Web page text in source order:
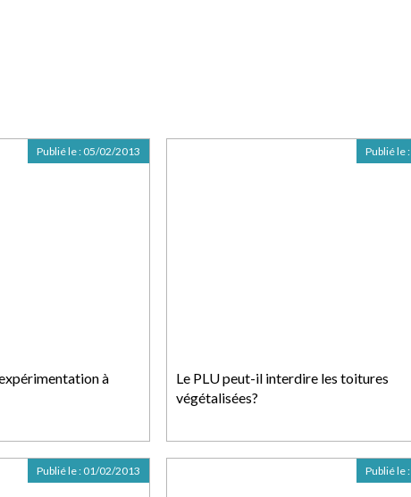
à
Publié le : 05/02/2013
Le PLU peut-il interdire les toitures
végétalisées?
Publié le :
Publié le : 01/02/2013 Publié le :